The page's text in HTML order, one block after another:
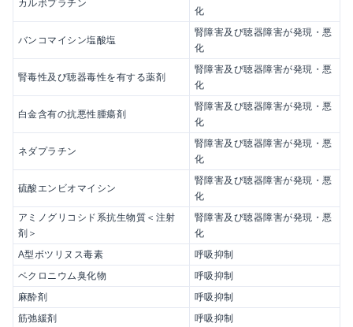
カルボプラチン
化
バンコマイシン塩酸塩
腎障害及び聴器障害が発現・悪
化
腎毒性及び聴器毒性を有する薬剤
腎障害及び聴器障害が発現・悪
化
白金含有の抗悪性腫瘍剤
腎障害及び聴器障害が発現・悪
化
ネダプラチン
腎障害及び聴器障害が発現・悪
化
硫酸エンビオマイシン
腎障害及び聴器障害が発現・悪
化
アミノグリコシド系抗生物質＜注射
剤＞
腎障害及び聴器障害が発現・悪
化
A型ボツリヌス毒素
呼吸抑制
ベクロニウム臭化物
呼吸抑制
麻酔剤
呼吸抑制
筋弛緩剤
呼吸抑制